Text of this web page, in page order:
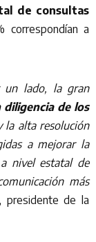
de consultas
correspondían a
un lado, la gran
diligencia de los
alta resolución
a mejorar la
nivel estatal de
más
, presidente de la